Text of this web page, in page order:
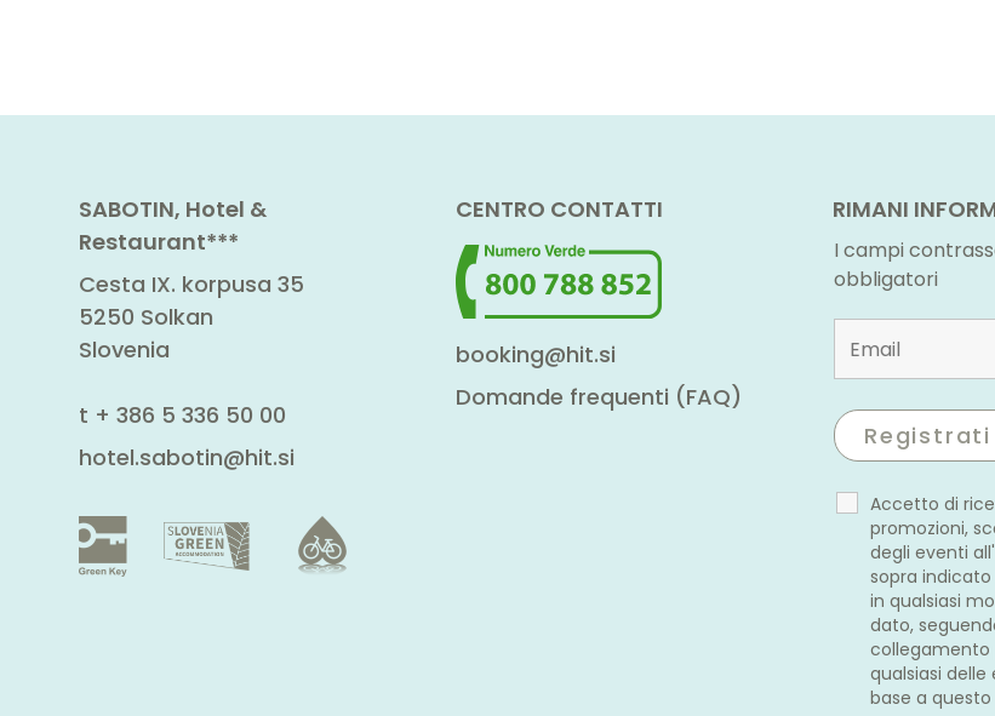
SABOTIN, Hotel &
Restaurant***
Cesta IX. korpusa 35
5250 Solkan
Slovenia
t + 386 5 336 50 00
hotel.sabotin@hit.si
CENTRO CONTATTI
booking@hit.si
Domande frequenti (FAQ)
RIMANI
I campi
obbligatori
Accetto di
promozioni,
degli eventi
sopra indicato
in qualsiasi
dato,
collegamento
qualsiasi
base a